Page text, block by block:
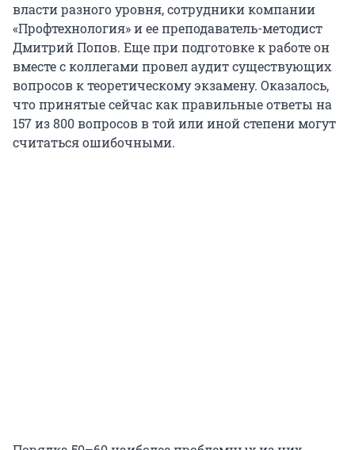
власти разного уровня, сотрудники компании
«Профтехнология» и ее преподаватель-методист
Дмитрий Попов. Еще при подготовке к работе он
вместе с коллегами провел аудит существующих
вопросов к теоретическому экзамену. Оказалось,
что принятые сейчас как правильные ответы на
157 из 800 вопросов в той или иной степени могут
считаться ошибочными.